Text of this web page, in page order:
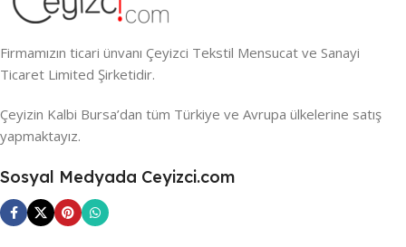
Firmamızın ticari ünvanı Çeyizci Tekstil Mensucat ve Sanayi
Ticaret Limited Şirketidir.
Çeyizin Kalbi Bursa’dan tüm Türkiye ve Avrupa ülkelerine satış
yapmaktayız.
Sosyal Medyada Ceyizci.com